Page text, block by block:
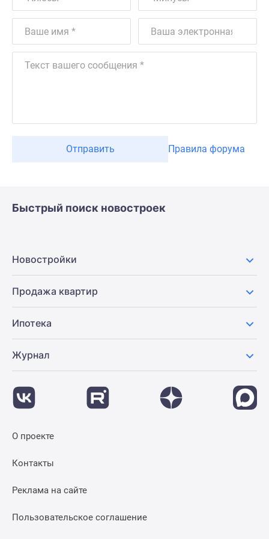
Отправить Правила форума
Быстрый поиск новостроек
Новостройки
Продажа квартир
Ипотека
Журнал
О проекте
Контакты
Реклама на сайте
Пользовательское соглашение